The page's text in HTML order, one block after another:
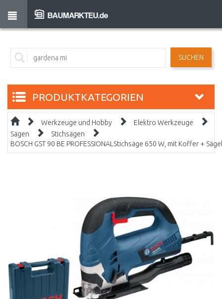
SUCHEN
PRODUKTKATEGORIEN
Werkzeuge und Hobby
Elektro Werkzeuge
Sägen
Stichsägen
BOSCH GST 90 BE PROFESSIONALStichsäge 650 W, mit Koffer +